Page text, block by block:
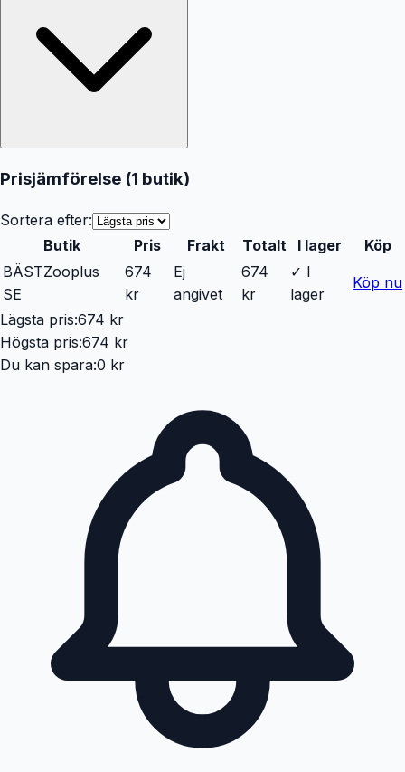
Prisjämförelse (1 butik)
Sortera efter:
Butik
Pris Frakt Totalt I lager
Köp
BÄSTZooplus
SE
674
kr
Ej
angivet
674
kr
✓ I
lager
Köp nu
Lägsta pris:674 kr
Högsta pris:674 kr
Du kan spara:0 kr